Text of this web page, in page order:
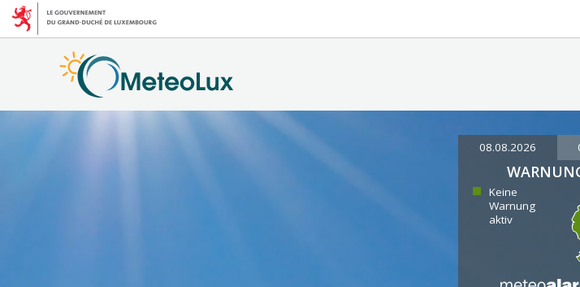
08.08.2026
Keine
Warnung
aktiv